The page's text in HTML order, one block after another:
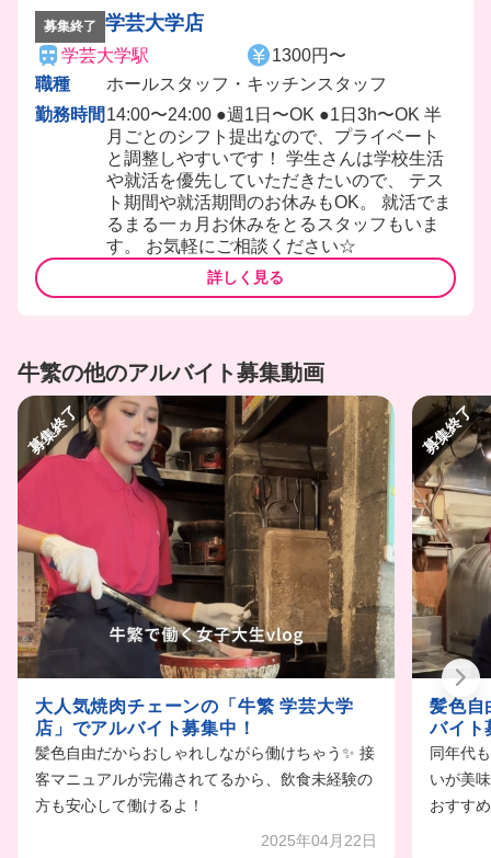
募集終了 学芸大学店
学芸大学駅
1300円〜
職種
ホールスタッフ・キッチンスタッフ
勤務時間 14:00〜24:00 ●週1日〜OK ●1日3h〜OK 半
月ごとのシフト提出なので、プライベート
と調整しやすいです！ 学生さんは学校生活
や就活を優先していただきたいので、 テス
ト期間や就活期間のお休みもOK。 就活でま
るまる一ヵ月お休みをとるスタッフもいま
す。 お気軽にご相談ください☆
詳しく見る
牛繁の他のアルバイト募集動画
募集終了
大人気焼肉チェーンの「牛繁 学芸大学
店」でアルバイト募集中！
髪色自由だからおしゃれしながら働けちゃう✨ 接
客マニュアルが完備されてるから、飲食未経験の
方も安心して働けるよ！
2025年04月22日
募集終了
髪色自
バイト
同年代
いが美
おすす